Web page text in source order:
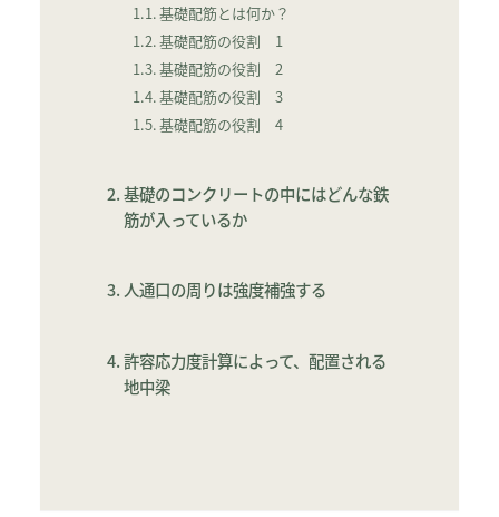
基礎配筋とは何か？
基礎配筋の役割 1
基礎配筋の役割 2
基礎配筋の役割 3
基礎配筋の役割 4
基礎のコンクリートの中にはどんな鉄
筋が入っているか
人通口の周りは強度補強する
許容応力度計算によって、配置される
地中梁